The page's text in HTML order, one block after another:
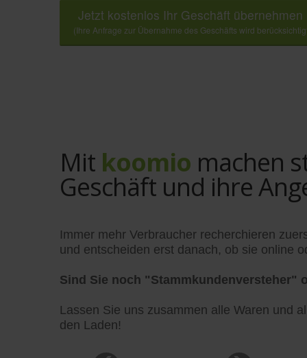
Jetzt kostenlos Ihr Geschäft übernehmen
(Ihre Anfrage zur Übernahme des Geschäfts wird
Mit koomio machen
Geschäft und ihre
Immer mehr Verbraucher recherchieren
und entscheiden erst danach, ob sie online
Sind Sie noch "Stammkundenversteher"
Lassen Sie uns zusammen alle Waren und
den Laden!